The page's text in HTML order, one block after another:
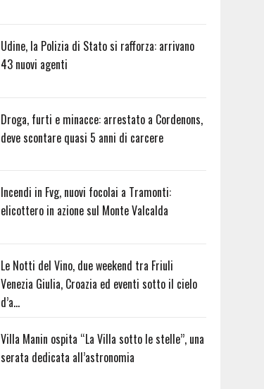
Udine, la Polizia di Stato si rafforza: arrivano
43 nuovi agenti
Droga, furti e minacce: arrestato a Cordenons,
deve scontare quasi 5 anni di carcere
Incendi in Fvg, nuovi focolai a Tramonti:
elicottero in azione sul Monte Valcalda
Le Notti del Vino, due weekend tra Friuli
Venezia Giulia, Croazia ed eventi sotto il cielo
d’a…
Villa Manin ospita “La Villa sotto le stelle”, una
serata dedicata all’astronomia